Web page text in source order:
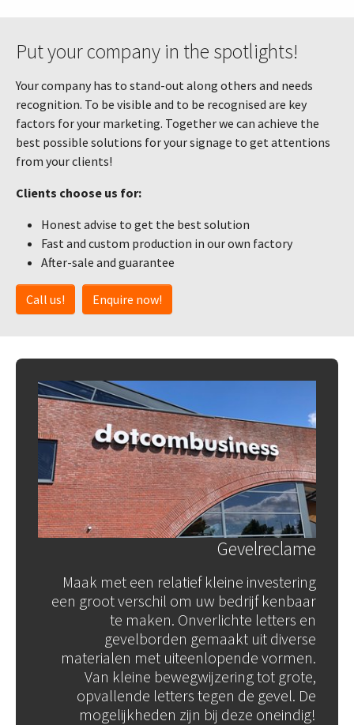
Put your company in the spotlights!
Your company has to stand-out along others and needs
recognition. To be visible and to be recognised are key
factors for your marketing. Together we can achieve the
best possible solutions for your signage to get attentions
from your clients!
Clients choose us for:
Honest advise to get the best solution
Fast and custom production in our own factory
After-sale and guarantee
Call us! Enquire now!
Gevelreclame
Maak met een relatief kleine investering
een groot verschil om uw bedrijf kenbaar
te maken. Onverlichte letters en
gevelborden gemaakt uit diverse
materialen met uiteenlopende vormen.
Van kleine bewegwijzering tot grote,
opvallende letters tegen de gevel. De
mogelijkheden zijn bij deze oneindig!